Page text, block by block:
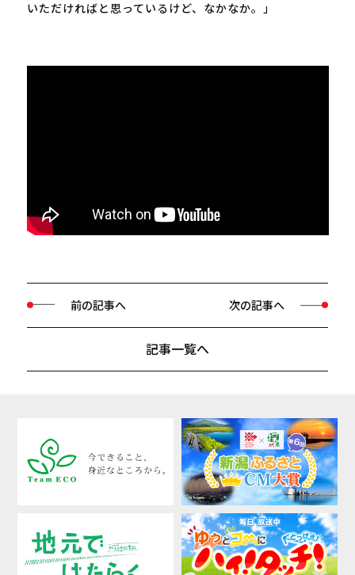
いただければと思っているけど、なかなか。」
前の記事へ
記事一覧へ
次の記事へ